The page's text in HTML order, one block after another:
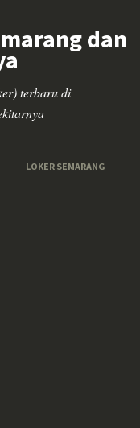
dan
terbaru di
LOKER SEMARANG